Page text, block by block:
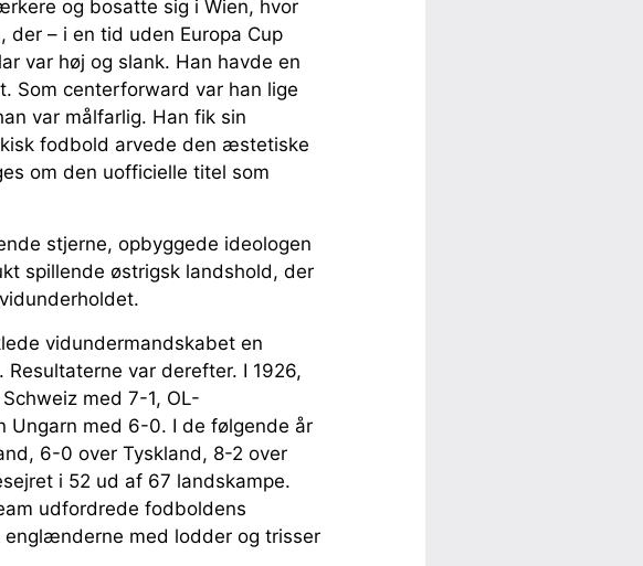
og bosatte sig i Wien, hvor
– i en tid uden Europa Cup
var høj og slank. Han havde en
Som centerforward var han lige
var målfarlig. Han fik sin
fodbold arvede den æstetiske
om den uofficielle titel som
stjerne, opbyggede ideologen
spillende østrigsk landshold, der
vidundermandskabet en
var derefter. I 1926,
med 7-1, OL-
Ungarn med 6-0. I de følgende år
6-0 over Tyskland, 8-2 over
i 52 ud af 67 landskampe.
udfordrede fodboldens
englænderne med lodder og trisser